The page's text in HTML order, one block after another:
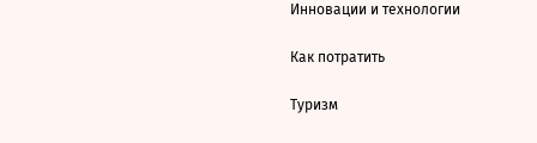
Инновации и технологии
Как потратить
Туризм